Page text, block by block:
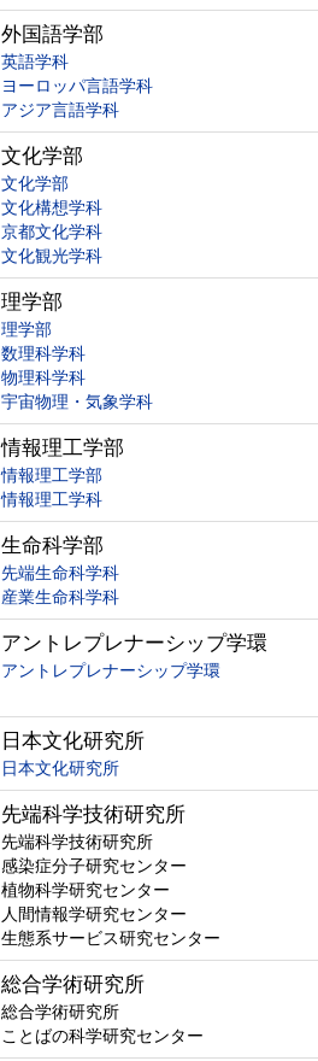
外国語学部
英語学科
ヨーロッパ言語学科
アジア言語学科
文化学部
文化学部
文化構想学科
京都文化学科
文化観光学科
理学部
理学部
数理科学科
物理科学科
宇宙物理・気象学科
情報理工学部
情報理工学部
情報理工学科
生命科学部
先端生命科学科
産業生命科学科
アントレプレナーシップ学環
アントレプレナーシップ学環
日本文化研究所
日本文化研究所
先端科学技術研究所
先端科学技術研究所
感染症分子研究センター
植物科学研究センター
人間情報学研究センター
生態系サービス研究センター
総合学術研究所
総合学術研究所
ことばの科学研究センター